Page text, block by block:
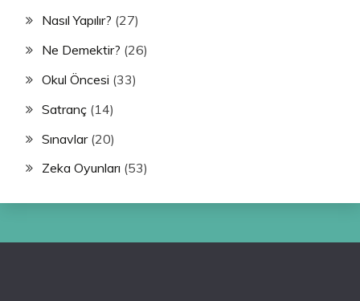
Nasıl Yapılır? (27)
Ne Demektir? (26)
Okul Öncesi (33)
Satranç (14)
Sınavlar(20)
Zeka Oyunları (53)